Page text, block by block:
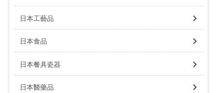
日本工藝品
日本食品
日本餐具瓷器
日本醫藥品